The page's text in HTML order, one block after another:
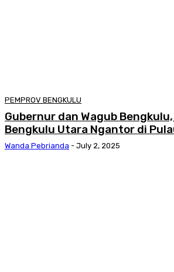
PEMPROV BENGKULU
Gubernur dan Wagub
Bengkulu Utara Ngantor di
Wanda Pebrianda - July 2, 2025